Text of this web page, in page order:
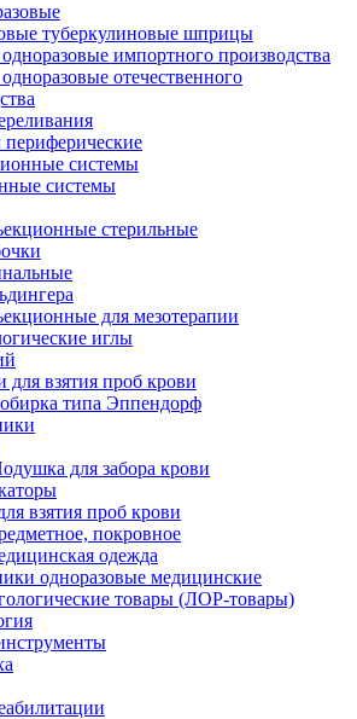
туберкулиновые шприцы
импортного производства
отечественного
периферические
системы
системы
стерильные
для мезотерапии
иглы
для взятия проб крови
типа Эппендорф
для забора крови
взятия проб крови
покровное
одежда
одноразовые медицинские
товары (ЛОР-товары)